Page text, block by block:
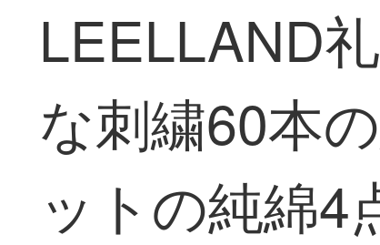
LEELLAND
な刺繍60本
ットの純綿4